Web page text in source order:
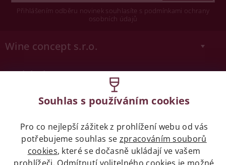
Přihlášením odběru novinek souhlasíte s podmínkami ochrany
osobních údajů
Wine concept s.r.o.
Legislativa
Zákaz prodeje alkoholických nápojů osobám
mladších 18 let.
Naše služby
Souhlas s používáním cookies
Pro co nejlepší zážitek z prohlížení webu od vás
potřebujeme souhlas se zpracováním souborů
cookies, které se dočasně ukládají ve vašem